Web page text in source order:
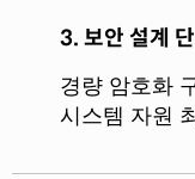
3. 보안 설계
경량 암호화
시스템 자원